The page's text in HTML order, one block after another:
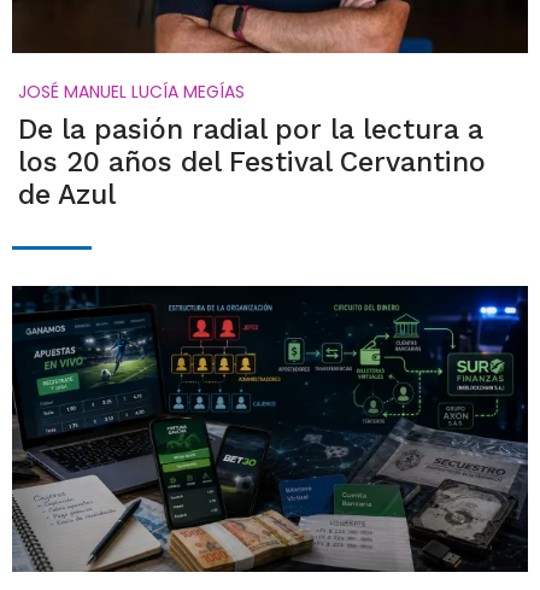
JOSÉ MANUEL LUCÍA MEGÍAS
De la pasión radial por la lectura a
los 20 años del Festival Cervantino
de Azul